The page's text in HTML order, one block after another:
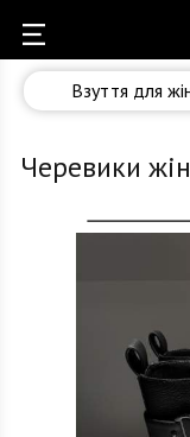
Взуття для
Черевики